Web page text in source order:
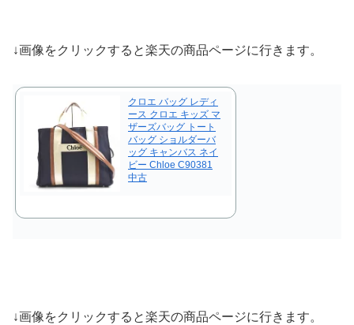
↓画像をクリックすると楽天の商品ページに行きます。
クロエ バッグ レディ
ース クロエ キッズ マ
ザーズバッグ トート
バッグ ショルダーバ
ッグ キャンバス ネイ
ビー Chloe C90381
中古
↓画像をクリックすると楽天の商品ページに行きます。